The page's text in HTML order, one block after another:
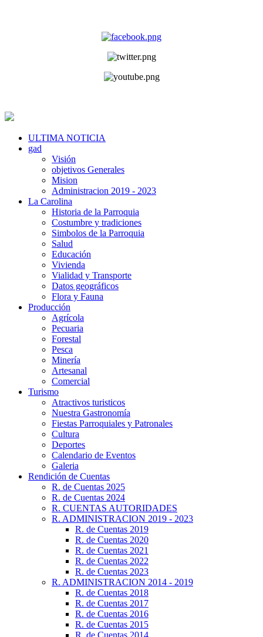
ULTIMA NOTICIA
gad
Visión
objetivos Generales
Mision
Administracion 2019 - 2023
La Carolina
Historia de la Parroquia
Costumbre y tradiciones
Simbolos de la Parroquia
Salud
Educación
Vivienda
Vialidad y Transporte
Datos geográficos
Flora y Fauna
Producción
Agrícola
Pecuaria
Forestal
Pesca
Minería
Artesanal
Comercial
Turismo
Atractivos turisticos
Nuestra Gastronomía
Fiestas Parroquiales y Patronales
Cultura
Deportes
Calendario de Eventos
Galeria
Rendición de Cuentas
R. de Cuentas 2025
R. de Cuentas 2024
R. CUENTAS AUTORIDADES
R. ADMINISTRACION 2019 - 2023
R. de Cuentas 2019
R. de Cuentas 2020
R. de Cuentas 2021
R. de Cuentas 2022
R. de Cuentas 2023
R. ADMINISTRACION 2014 - 2019
R. de Cuentas 2018
R. de Cuentas 2017
R. de Cuentas 2016
R. de Cuentas 2015
R. de Cuentas 2014